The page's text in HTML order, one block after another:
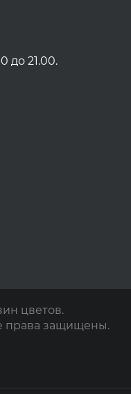
до 21.00.
цветов.
права защищены.